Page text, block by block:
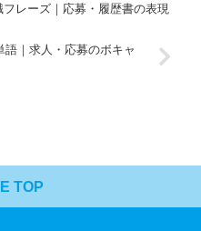
レーズ｜応募・履歴書の表現
｜求人・応募のボキャ
TOP